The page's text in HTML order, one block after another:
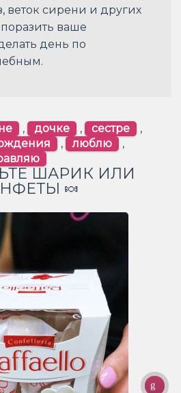
веток сирени и других
ваше
день по
, дочке , сестре
,
, люблю
,
ШАРИК ИЛИ
🍬